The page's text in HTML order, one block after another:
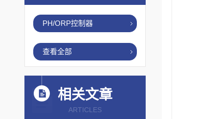
PH/ORP控制器
查看全部
相关文章
ARTICLES